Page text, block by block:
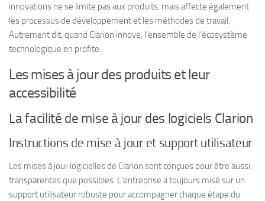
innovations ne se limite pas aux produits, mais affecte également
les processus de développement et les méthodes de travail.
Autrement dit, quand Clarion innove, l’ensemble de l’écosystème
technologique en profite.
Les mises à jour des produits et leur
accessibilité
La facilité de mise à jour des logiciels Clarion
Instructions de mise à jour et support utilisateur
Les mises à jour logicielles de Clarion sont conçues pour être aussi
transparentes que possibles. L’entreprise a toujours misé sur un
support utilisateur robuste pour accompagner chaque étape du